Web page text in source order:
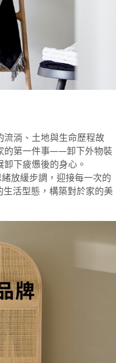
流淌、土地與生命歷程故
的第一件事——卸下外物裝
下疲憊後的身心。
放緩步調，迎接每一次的
生活型態，構築對於家的美